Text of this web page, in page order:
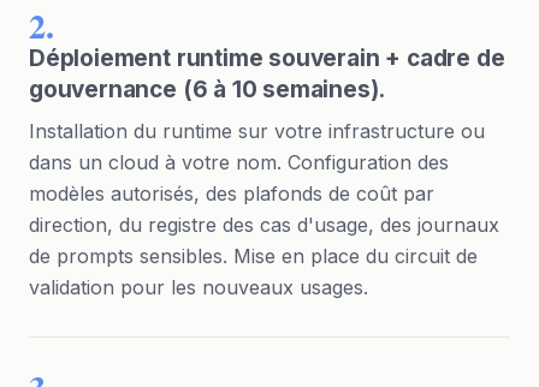
2.
Déploiement runtime souverain + cadre de
gouvernance (6 à 10 semaines).
Installation du runtime sur votre infrastructure ou
dans un cloud à votre nom. Configuration des
modèles autorisés, des plafonds de coût par
direction, du registre des cas d'usage, des journaux
de prompts sensibles. Mise en place du circuit de
validation pour les nouveaux usages.